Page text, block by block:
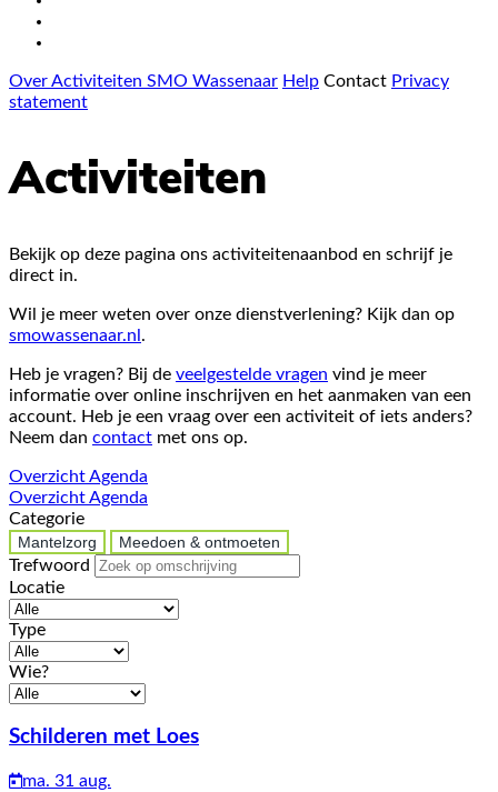
Over Activiteiten SMO Wassenaar Help Contact Privacy
statement
Activiteiten
Bekijk op deze pagina ons activiteitenaanbod en schrijf je
direct in.
Wil je meer weten over onze dienstverlening? Kijk dan op
smowassenaar.nl .
Heb je vragen? Bij de veelgestelde vragen vind je meer
informatie over online inschrijven en het aanmaken van een
account. Heb je een vraag over een activiteit of iets anders?
Neem dan contact met ons op.
OverzichtAgenda
OverzichtAgenda
Categorie
Mantelzorg
Meedoen & ontmoeten
Trefwoord
Locatie
Type
Wie?
Activiteiten
Schilderen met Loes
ma. 31 aug.